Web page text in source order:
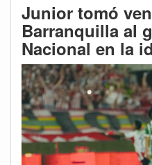
Junior tomó
Barranquilla al
Nacional en la